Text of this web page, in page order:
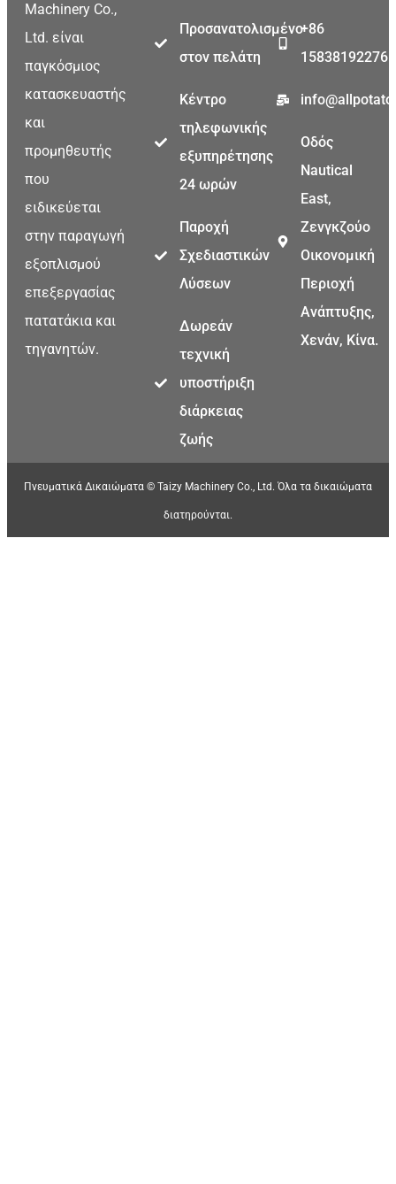
Machinery Co.,
Ltd. είναι
παγκόσμιος
κατασκευαστής
και
προμηθευτής
που
ειδικεύεται
στην παραγωγή
εξοπλισμού
επεξεργασίας
πατατάκια και
τηγανητών.
Προσανατολισμένο
στον πελάτη
Κέντρο
τηλεφωνικής
εξυπηρέτησης
24 ωρών
Παροχή
Σχεδιαστικών
Λύσεων
Δωρεάν
τεχνική
υποστήριξη
διάρκειας
ζωής
+86
15838192276
Οδός
Nautical
East,
Ζενγκζούο
Οικονομική
Περιοχή
Ανάπτυξης,
Χενάν, Κίνα.
Πνευματικά Δικαιώματα © Taizy Machinery Co., Ltd. Όλα τα δικαιώματα
διατηρούνται.